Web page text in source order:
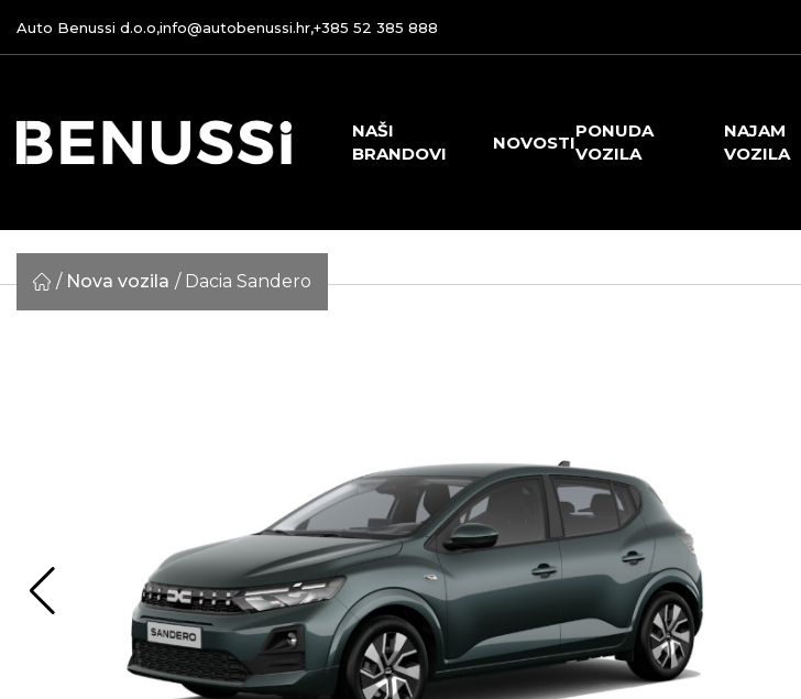
Auto Benussi d.o.o,info@autobenussi.hr,+385 52 385 888
NAŠI
BRANDOVI
NOVOSTI
PONUDA
VOZILA
NAJAM
VOZILA
Nova vozila Dacia Sandero